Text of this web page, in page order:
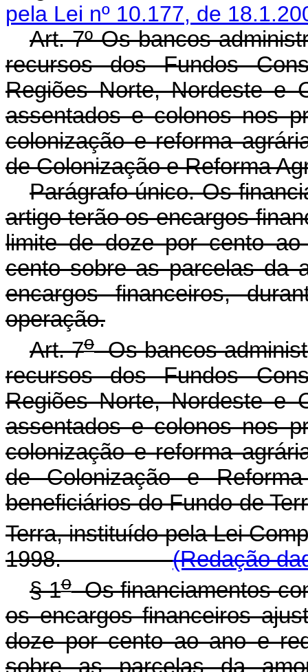
pela Lei nº 10.177, de
Art. 7º Os bancos
recursos dos Fundos
Regiões Norte, Nordeste e
assentados e colonos nos
colonização e reforma
de Colonização e Reforma
Parágrafo único. Os
artigo terão os encargos
limite de doze por cento
cento sobre as parcelas da
encargos financeiros,
operação.
Art. 7oOs bancos
recursos dos Fundos
Regiões Norte, Nordeste e
assentados e colonos nos
colonização e reforma
de Colonização e
beneficiários do Fundo de
Terra, instituído pela Lei
1998.(Redação
§ 1oOs financiamentos
os encargos financeiros
doze por cento ao ano e
sobre as parcelas da